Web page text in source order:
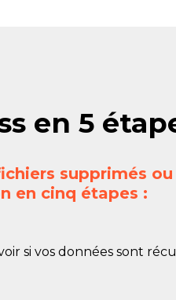
en 5
supprimés
en cinq étapes :
si vos données sont